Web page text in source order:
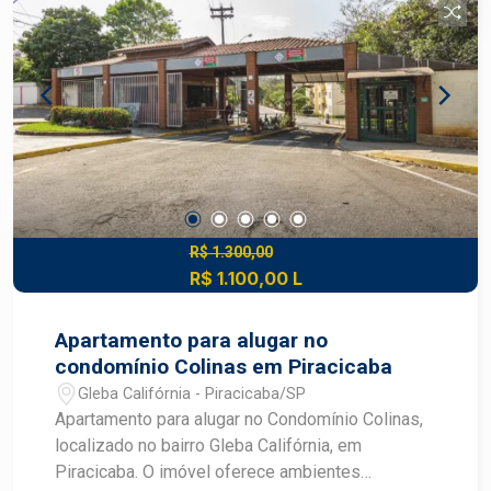
R$ 1.300,00
R$ 1.100,00 L
Apartamento para alugar no
condomínio Colinas em Piracicaba
Gleba Califórnia - Piracicaba/SP
Apartamento para alugar no Condomínio Colinas,
localizado no bairro Gleba Califórnia, em
Piracicaba. O imóvel oferece ambientes